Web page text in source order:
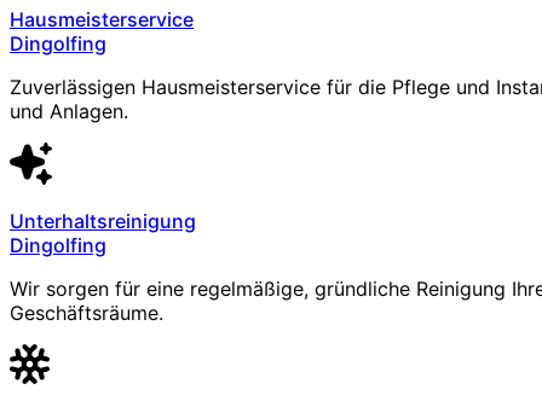
Hausmeisterservice
Dingolfing
Zuverlässigen Hausmeisterservice für die Pflege und
und Anlagen.
Unterhaltsreinigung
Dingolfing
Wir sorgen für eine regelmäßige, gründliche Reinigung
Geschäftsräume.